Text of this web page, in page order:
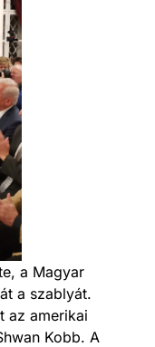
a Magyar
a szablyát.
az amerikai
Kobb. A